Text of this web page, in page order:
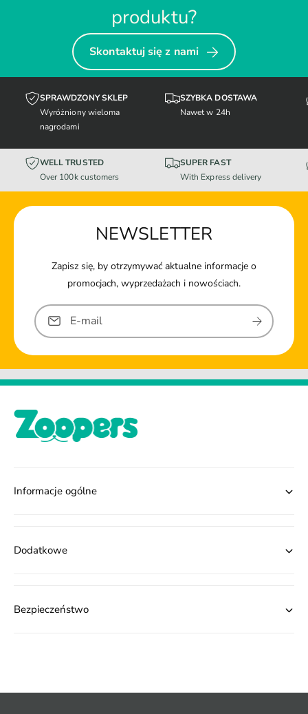
produktu?
Skontaktuj się z nami
SPRAWDZONY SKLEP
Wyróżniony wieloma
nagrodami
SZYBKA DOSTAWA
Nawet w 24h
WELL TRUSTED
Over 100k customers
SUPER FAST
With Express delivery
NEWSLETTER
Zapisz się, by otrzymywać aktualne informacje o
promocjach, wyprzedażach i nowościach.
E-mail
Informacje ogólne
Dodatkowe
Bezpieczeństwo
e